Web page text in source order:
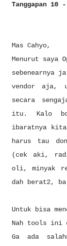
Tanggapan 10
Mas Cahyo,
Menurut saya
sebenearnya
vendor aja,
secara
itu. Kalo
ibaratnya
harus tau
(cek aki,
oli, minyak
dah berat2,
Untuk bisa
Nah tools
Ga ada